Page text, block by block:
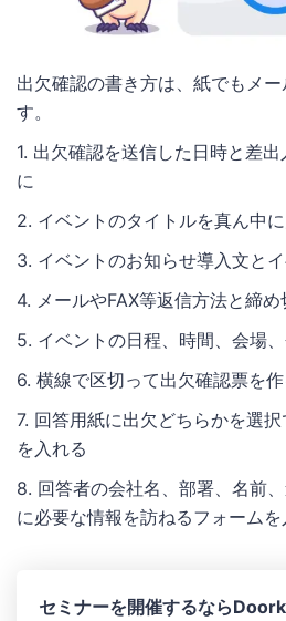
出欠確認の書き方は、紙でもメ
す。
1. 出欠確認を送信した日時と差
に
2. イベントのタイトルを真ん中に
3. イベントのお知らせ導入文と
4. メールやFAX等返信方法と締
5. イベントの日程、時間、会場
6. 横線で区切って出欠確認票を作
7. 回答用紙に出欠どちらかを選
を入れる
8. 回答者の会社名、部署、名前
に必要な情報を訪ねるフォームを
セミナーを開催するなら